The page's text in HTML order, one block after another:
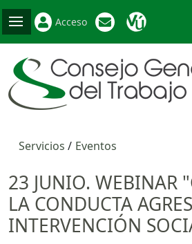
Acceso
Servicios Eventos
23 JUNIO. WEBINAR
LA CONDUCTA
INTERVENCIÓN